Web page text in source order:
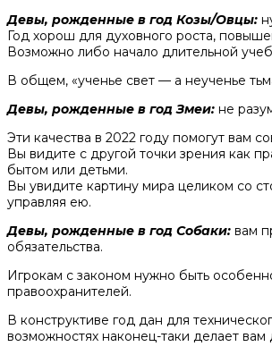
Девы, рожденные в год Козы/Овцы:
Год хорош для духовного роста,
Возможно либо начало длительной
В общем, «ученье свет — а неученье
Девы, рожденные в год Змеи: не
Эти качества в 2022 году помогут вам
Вы видите с другой точки зрения как
бытом или детьми.
Вы увидите картину мира целиком со
управляя ею.
Девы, рожденные в год Собаки: вам
обязательства.
Игрокам с законом нужно быть
правоохранителей.
В конструктиве год дан для
возможностях наконец-таки делает